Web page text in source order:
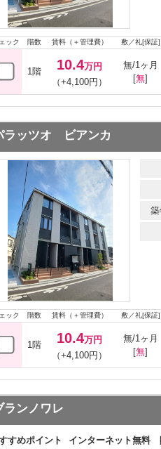
ック 階数 賃料（＋管理費） 敷／礼[保証]
1階 10.4万円
（+4,100円）
無/1ヶ月
[無]
ラッツオ ビアンカ
ック 階数 賃料（＋管理費） 敷／礼[保証]
1階 10.4万円
（+4,100円）
無/1ヶ月
[無]
ランノワレ
すめポイント インターネット無料